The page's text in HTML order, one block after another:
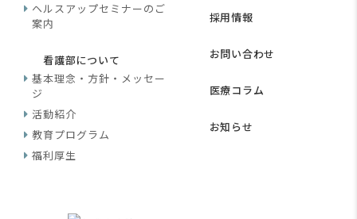
ヘルスアップセミナーのご
案内
看護部について
基本理念・方針・メッセー
ジ
活動紹介
教育プログラム
福利厚生
採用情報
お問い合わせ
医療コラム
お知らせ